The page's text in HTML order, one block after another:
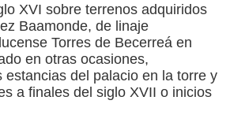
XVI sobre terrenos adquiridos
Baamonde, de linaje
Torres de Becerreá en
en otras ocasiones,
estancias del palacio en la torre y
a finales del siglo XVII o inicios